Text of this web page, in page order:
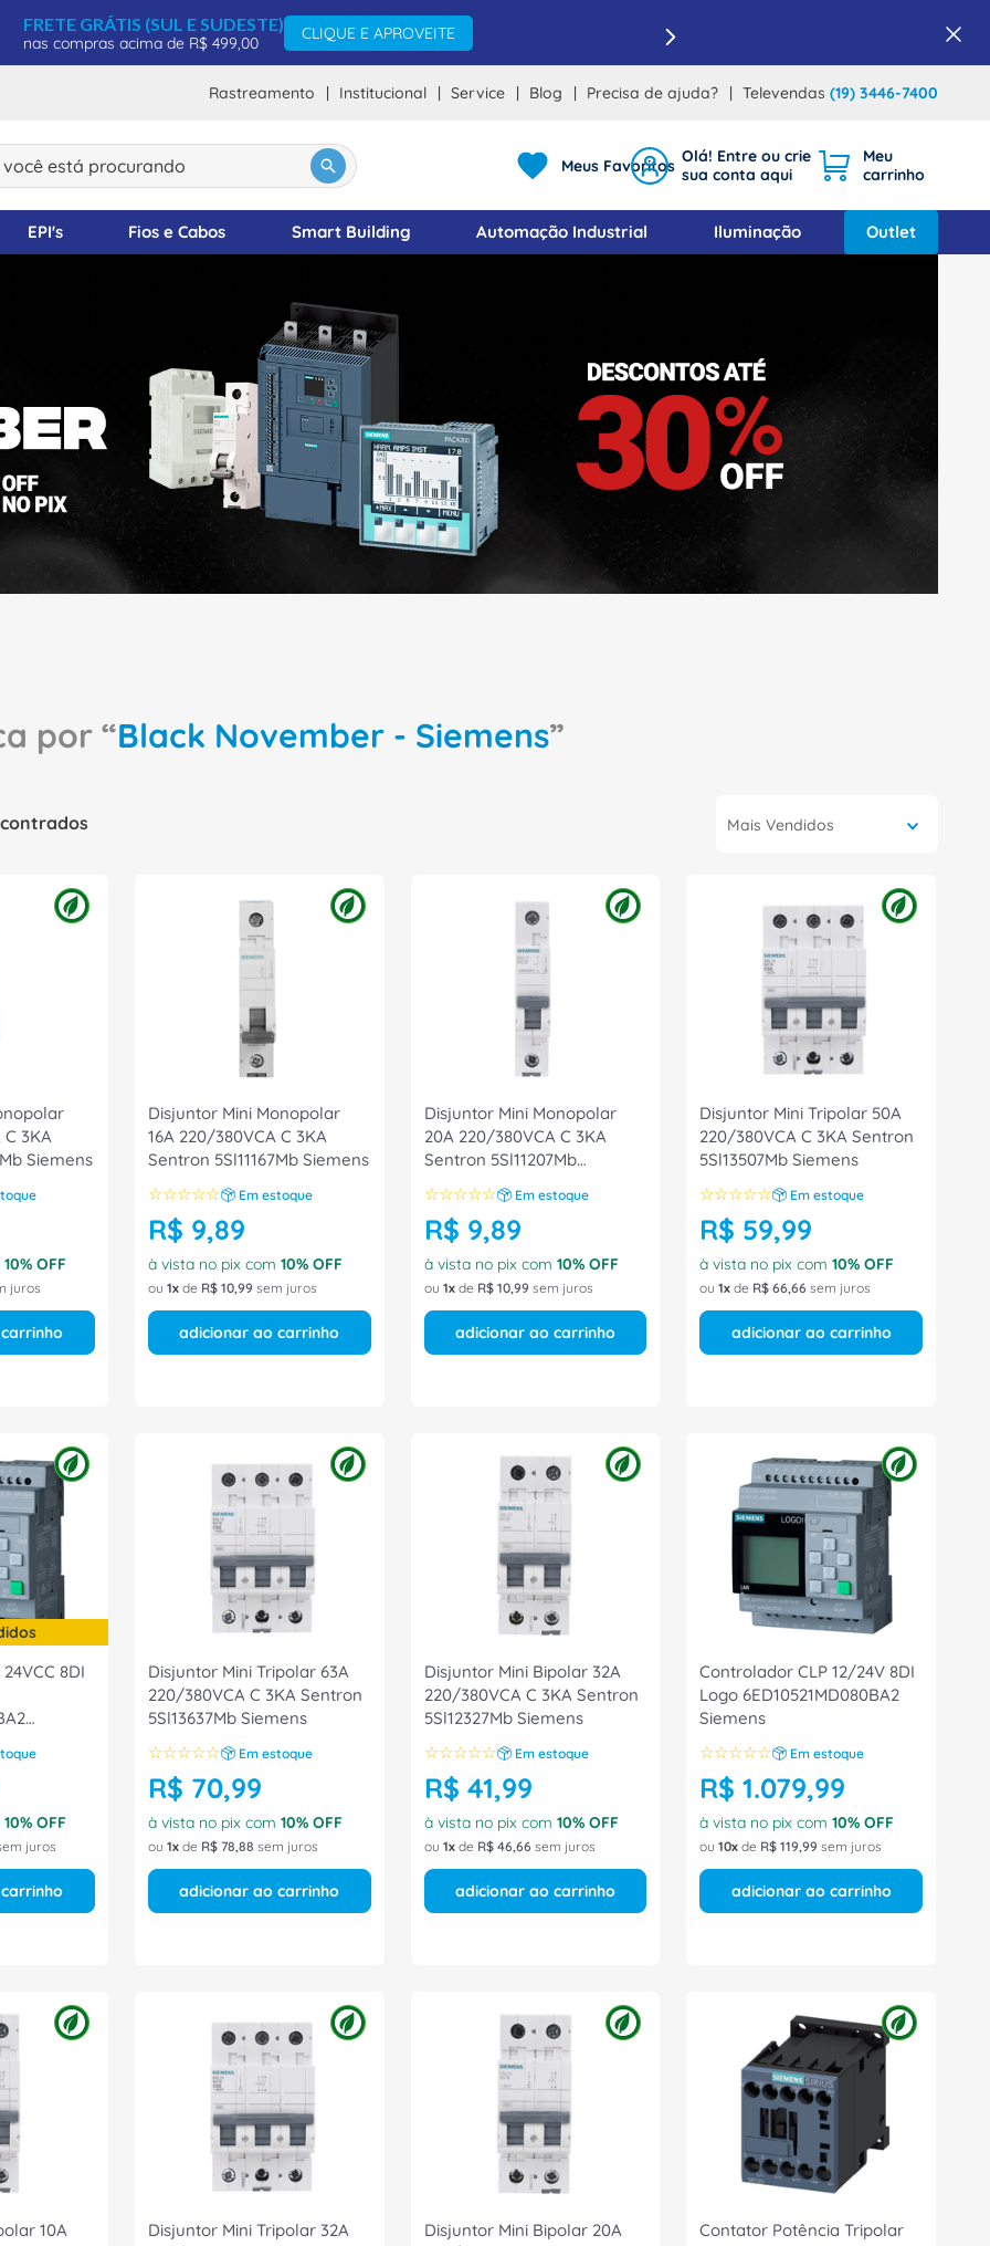
FRETE GRÁTIS (SUL E SUDESTE)
nas compras acima de R$ 499,00
CLIQUE E APROVEITE
Rastreamento Institucional Service Blog Precisa de ajuda? Televendas (19) 3446-7400
está procurando
Meus Favoritos
EPI's Fios e Cabos Smart Building Automação Industrial Iluminação Outlet
Black November - Siemens
Mais Vendidos
3KA
Siemens
10% OFF
juros
Disjuntor Mini Monopolar
16A 220/380VCA C 3KA
Sentron 5Sl11167Mb Siemens
☆☆☆☆☆ Em estoque
R$ 9,89
à vista no pix com 10% OFF
ou 1 de R$ 10,99 sem juros
adicionar ao carrinho
Disjuntor Mini Monopolar
20A 220/380VCA C 3KA
Sentron 5Sl11207Mb
Siemens
☆☆☆☆☆ Em estoque
R$ 9,89
à vista no pix com 10% OFF
ou 1 de R$ 10,99 sem juros
adicionar ao carrinho
Disjuntor Mini Tripolar 50A
220/380VCA C 3KA Sentron
5Sl13507Mb Siemens
☆☆☆☆☆ Em estoque
R$ 59,99
à vista no pix com10% OFF
ou1 de R$ 66,66 sem juros
adicionar ao carrinho
8DI
10% OFF
juros
Disjuntor Mini Tripolar 63A
220/380VCA C 3KA Sentron
5Sl13637Mb Siemens
☆☆☆☆☆ Em estoque
R$ 70,99
à vista no pix com 10% OFF
ou 1 de R$ 78,88 sem juros
adicionar ao carrinho
Disjuntor Mini Bipolar 32A
220/380VCA C 3KA Sentron
5Sl12327Mb Siemens
☆☆☆☆☆ Em estoque
R$ 41,99
à vista no pix com 10% OFF
ou 1 de R$ 46,66 sem juros
adicionar ao carrinho
Controlador CLP 12/24V 8DI
Logo 6ED10521MD080BA2
Siemens
☆☆☆☆☆ Em estoque
R$ 1.079,99
à vista no pix com10% OFF
ou10 de R$ 119,99 sem juros
adicionar ao carrinho
10A
Disjuntor Mini Tripolar 32A
Disjuntor Mini Bipolar 20A
Contator Potência Tripolar